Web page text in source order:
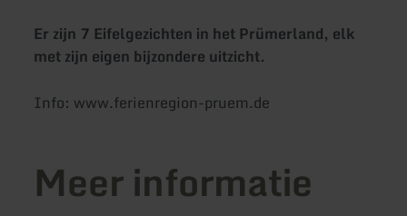
Er zijn 7 Eifelgezichten in het Prümerland, elk
met zijn eigen bijzondere uitzicht.
Info: www.ferienregion-pruem.de
Meer informatie